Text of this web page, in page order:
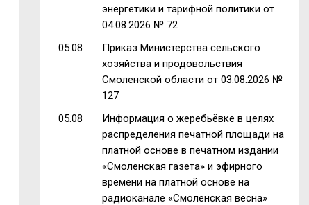
энергетики и тарифной политики от
04.08.2026 № 72
05.08
Приказ Министерства сельского
хозяйства и продовольствия
Смоленской области от 03.08.2026 №
127
05.08
Информация о жеребьёвке в целях
распределения печатной площади на
платной основе в печатном издании
«Смоленская газета» и эфирного
времени на платной основе на
радиоканале «Смоленская весна»